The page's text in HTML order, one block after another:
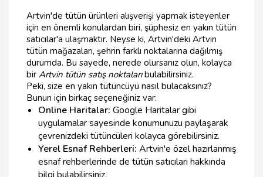
Artvin'de tütün ürünleri alışverişi yapmak isteyenler
için en önemli konulardan biri, şüphesiz en yakın tütün
satıcılar'a ulaşmaktır. Neyse ki, Artvin'deki Artvin
tütün mağazaları, şehrin farklı noktalarına dağılmış
durumda. Bu sayede, nerede olursanız olun, kolayca
bir Artvin tütün satış noktalarıbulabilirsiniz.
Peki, size en yakın tütüncüyü nasıl bulacaksınız?
Bunun için birkaç seçeneğiniz var:
Online Haritalar: Google Haritalar gibi
uygulamalar sayesinde konumunuzu paylaşarak
çevrenizdeki tütüncüleri kolayca görebilirsiniz.
Yerel Esnaf Rehberleri: Artvin'e özel hazırlanmış
esnaf rehberlerinde de tütün satıcıları hakkında